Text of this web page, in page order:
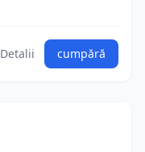
Detalii cumpără